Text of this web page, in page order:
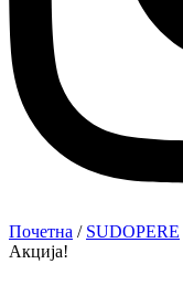
Почетна / SUDOPERE
Акција!